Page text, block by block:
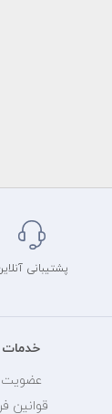
پشتیبانی
خدمات
عضویت
قوانین